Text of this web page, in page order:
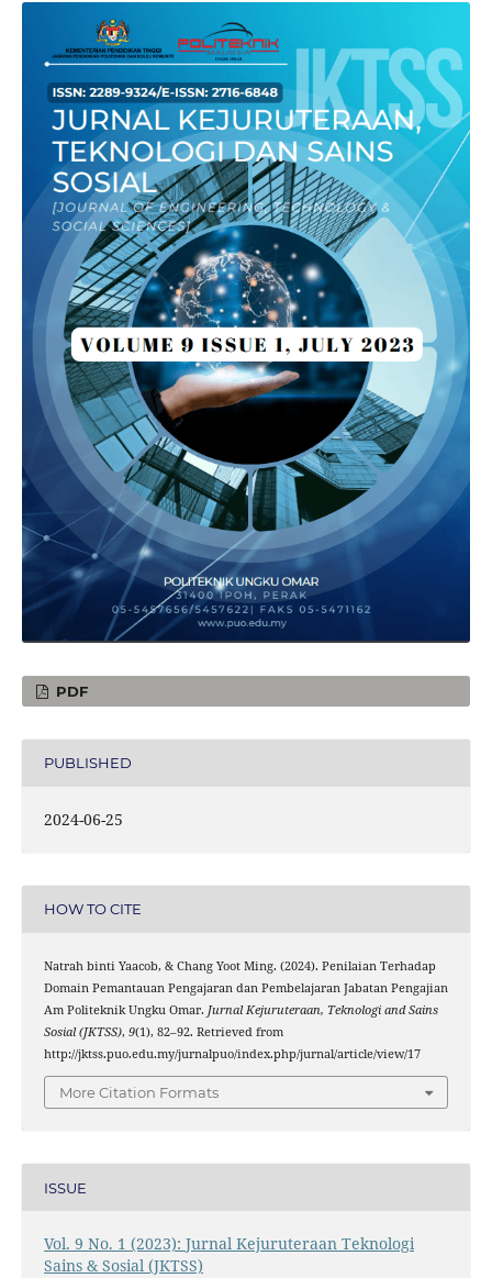
PDF
PUBLISHED
2024-06-25
HOW TO CITE
Natrah binti Yaacob, & Chang Yoot Ming. (2024). Penilaian Terhadap
Domain Pemantauan Pengajaran dan Pembelajaran Jabatan Pengajian
Am Politeknik Ungku Omar. Jurnal Kejuruteraan, Teknologi and Sains
Sosial (JKTSS), 9(1), 82–92. Retrieved from
http://jktss.puo.edu.my/jurnalpuo/index.php/jurnal/article/view/17
More Citation Formats
ISSUE
Vol. 9 No. 1 (2023): Jurnal Kejuruteraan Teknologi
Sains & Sosial (JKTSS)